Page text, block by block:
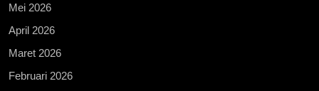
Mei 2026
April 2026
Maret 2026
Februari 2026